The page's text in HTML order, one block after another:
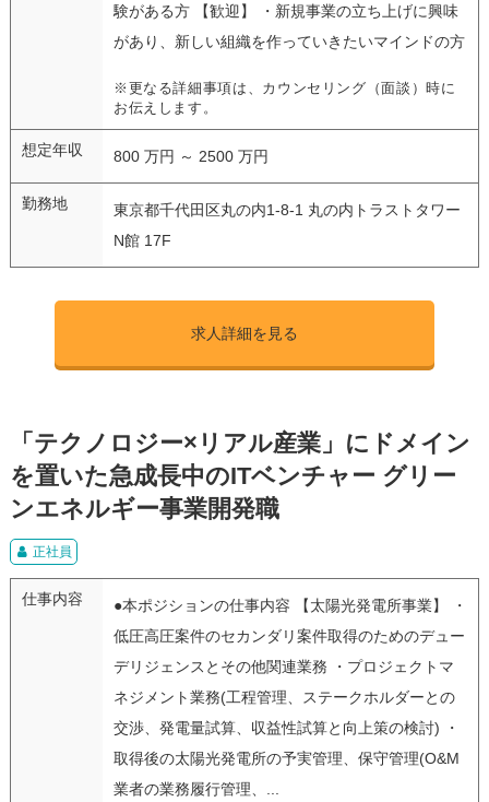
験がある方 【歓迎】 ・新規事業の立ち上げに興味
があり、新しい組織を作っていきたいマインドの方
※更なる詳細事項は、カウンセリング（面談）時に
お伝えします。
想定年収 800 万円 ～ 2500 万円
勤務地
東京都千代田区丸の内1-8-1 丸の内トラストタワー
N館 17F
求人詳細を見る
「テクノロジー×リアル産業」にドメイン
を置いた急成長中のITベンチャー グリー
ンエネルギー事業開発職
正社員
仕事内容
●本ポジションの仕事内容 【太陽光発電所事業】 ・
低圧高圧案件のセカンダリ案件取得のためのデュー
デリジェンスとその他関連業務 ・プロジェクトマ
ネジメント業務(工程管理、ステークホルダーとの
交渉、発電量試算、収益性試算と向上策の検討) ・
取得後の太陽光発電所の予実管理、保守管理(O&M
業者の業務履行管理、...